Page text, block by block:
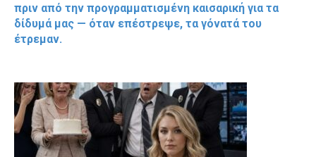
πριν από την προγραμματισμένη καισαρική για τα
δίδυμά μας — όταν επέστρεψε, τα γόνατά του
έτρεμαν.